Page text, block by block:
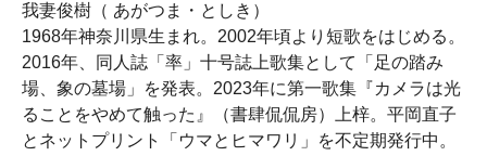
我妻俊樹（ あがつま・としき）
1968年神奈川県生まれ。2002年頃より短歌をはじめる。
2016年、同人誌「率」十号誌上歌集として「足の踏み
場、象の墓場」を発表。2023年に第一歌集『カメラは光
ることをやめて触った』（書肆侃侃房）上梓。平岡直子
とネットプリント「ウマとヒマワリ」を不定期発行中。